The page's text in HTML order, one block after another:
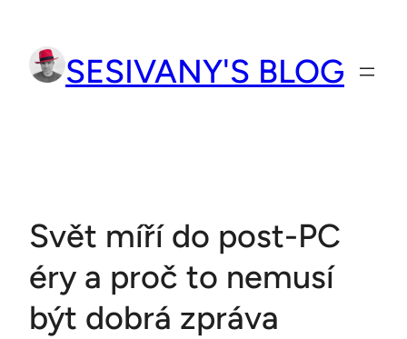
obsah
SESIVANY'S BLOG
Svět míří do post-PC
éry a proč to nemusí
být dobrá zpráva